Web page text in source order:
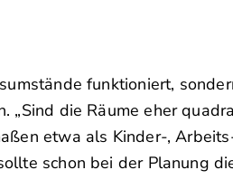
funktioniert,
die Räume eher
etwa als Kinder-,
schon bei der Planung